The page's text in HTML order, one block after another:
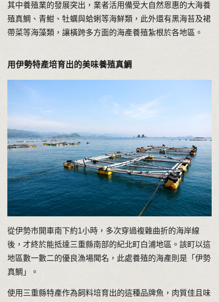
其中養殖業的發展突出，業者活用備受大自然恩惠的大海養
殖真鯛、青魽、牡蠣與蛤蜊等海鮮類，此外還有黑海苔及裙
帶菜等海藻類，讓橫跨多方面的海產養殖紮根於各地區。
用伊勢特產培育出的美味養殖真鯛
從伊勢市開車南下約1小時，多次穿過複雜曲折的海岸線
後，才終於能抵達三重縣南部的紀北町白浦地區。該町以這
地區數一數二的優良漁場聞名，此處養殖的海產則是「伊勢
真鯛」。
使用三重縣特產作為飼料培育出的這種品牌魚，肉質佳且味